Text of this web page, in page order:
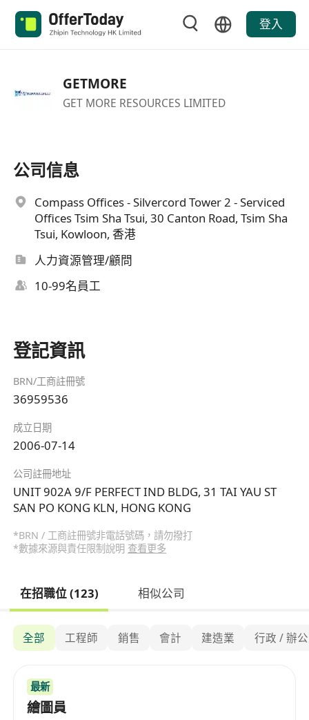
登入
GETMORE
GET MORE RESOURCES LIMITED
公司信息
Compass Offices - Silvercord Tower 2 - Serviced
Offices Tsim Sha Tsui, 30 Canton Road, Tsim Sha
Tsui, Kowloon, 香港
人力資源管理/顧問
10-99名員工
登記資訊
BRN/工商註冊號
36959536
成立日期
2006-07-14
公司註冊地址
UNIT 902A 9/F PERFECT IND BLDG, 31 TAI YAU ST
SAN PO KONG KLN, HONG KONG
*BRN / 工商註冊號非電話號碼，請勿撥打
*數據來源與責任限制說明 查看更多
在招職位 (123) 相似公司
全部 工程師 銷售 會計 建造業 行政 / 辦
最新
繪圖員